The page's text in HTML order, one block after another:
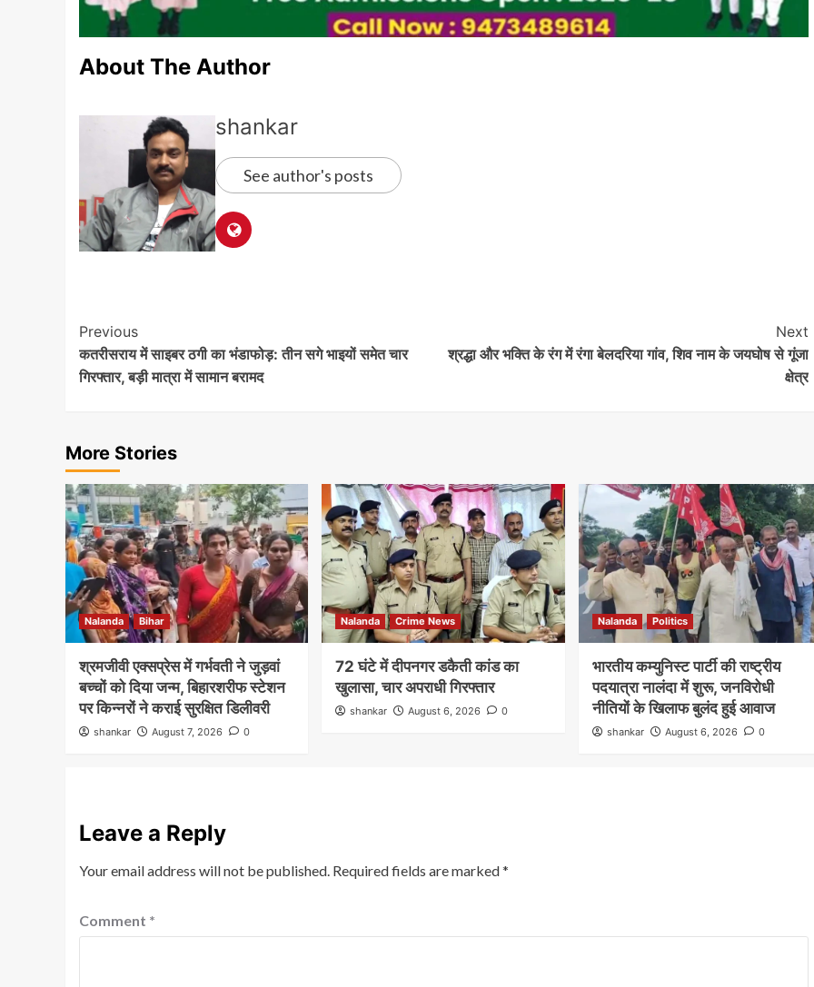
About The Author
shankar
See author's posts
Post
Navigation
Previous
कतरीसराय में साइबर ठगी का भंडाफोड़: तीन सगे भाइयों समेत चार
गिरफ्तार, बड़ी मात्रा में सामान बरामद
Next
श्रद्धा और भक्ति के रंग में रंगा बेलदरिया गांव, शिव नाम के जयघोष से गूंजा
क्षेत्र
More Stories
Nalanda Bihar
श्रमजीवी एक्सप्रेस में गर्भवती ने जुड़वां
बच्चों को दिया जन्म, बिहारशरीफ स्टेशन
पर किन्नरों ने कराई सुरक्षित डिलीवरी
shankar August 7, 2026 0
Nalanda Crime News
72 घंटे में दीपनगर डकैती कांड का
खुलासा, चार अपराधी गिरफ्तार
shankar August 6, 2026 0
Nalanda Politics
भारतीय कम्युनिस्ट पार्टी की राष्ट्रीय
पदयात्रा नालंदा में शुरू, जनविरोधी
नीतियों के खिलाफ बुलंद हुई आवाज
shankar August 6, 2026 0
Leave a Reply
Your email address will not be published. Required fields are marked*
Comment *